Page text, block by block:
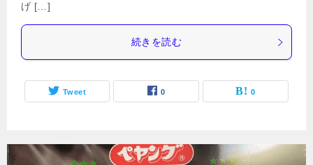
げ […]
続きを読む
Tweet 0 0